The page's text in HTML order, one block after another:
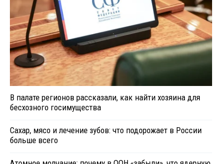
В палате регионов рассказали, как найти хозяина для
бесхозного госимущества
Сахар, мясо и лечение зубов: что подорожает в России
больше всего